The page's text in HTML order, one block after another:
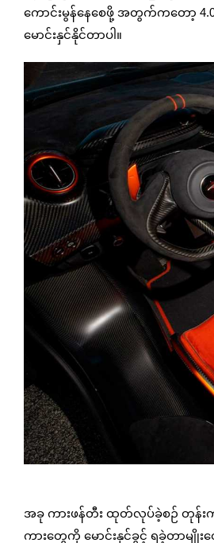
ကောင်းမွန်နေစေဖို့ အတွက်ကတော့ 4.0
မောင်းနှင်နိုင်တာပါ။
အခု ကားဖန်တီး ထုတ်လုပ်ခဲ့စဉ် တုန်းက
ကားတွေကို မောင်းနှင်ခွင့် ရခဲ့တာမျိုး